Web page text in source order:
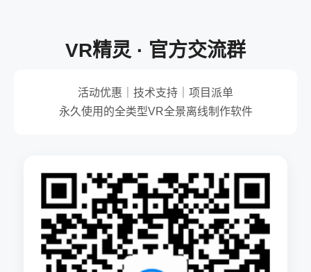
VR精灵 · 官方交流群
活动优惠｜技术支持｜项目派单
永久使用的全类型VR全景离线制作软件